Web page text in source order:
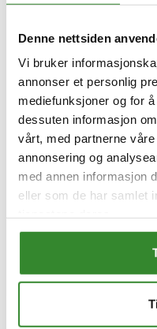
Denne nettsiden
Vi bruker
annonser et personlig
mediefunksjoner og for
dessuten informasjon
vårt, med partnerne
annonsering og
med annen informasjon
eller som de har samlet
Toro mørk buljong 0,9kg
Pris
kr 277,92 /boks